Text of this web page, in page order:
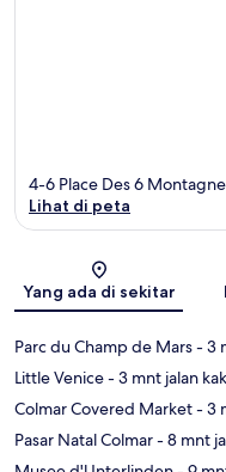
4-6 Place Des 6
Lihat di peta
Yang ada di sekitar
Parc du Champ de Mars- 3
Little Venice- 3 mnt jalan
Colmar Covered Market- 3
Pasar Natal Colmar- 8 mnt